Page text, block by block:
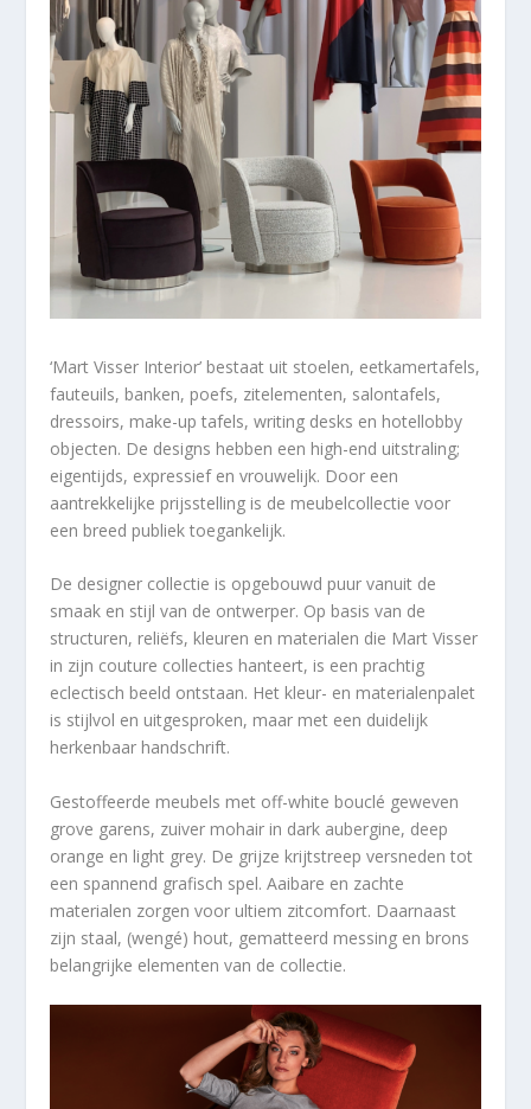
‘Mart Visser Interior’ bestaat uit stoelen, eetkamertafels,
fauteuils, banken, poefs, zitelementen, salontafels,
dressoirs, make-up tafels, writing desks en hotellobby
objecten. De designs hebben een high-end uitstraling;
eigentijds, expressief en vrouwelijk. Door een
aantrekkelijke prijsstelling is de meubelcollectie voor
een breed publiek toegankelijk.
De designer collectie is opgebouwd puur vanuit de
smaak en stijl van de ontwerper. Op basis van de
structuren, reliëfs, kleuren en materialen die Mart Visser
in zijn couture collecties hanteert, is een prachtig
eclectisch beeld ontstaan. Het kleur- en materialenpalet
is stijlvol en uitgesproken, maar met een duidelijk
herkenbaar handschrift.
Gestoffeerde meubels met off-white bouclé geweven
grove garens, zuiver mohair in dark aubergine, deep
orange en light grey. De grijze krijtstreep versneden tot
een spannend grafisch spel. Aaibare en zachte
materialen zorgen voor ultiem zitcomfort. Daarnaast
zijn staal, (wengé) hout, gematteerd messing en brons
belangrijke elementen van de collectie.